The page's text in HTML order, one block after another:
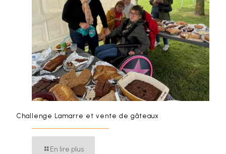
Challenge Lamarre et vente de gâteaux
En lire plus